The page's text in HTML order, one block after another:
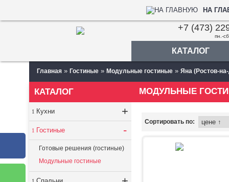
НА
+7 (473)
пн.-
КАТАЛОГ
Главная » Гостиные » Модульные гостиные » Яна (Ростов-
КАТАЛОГ
Кухни +
Гостиные -
Готовые решения (гостиные)
Модульные гостиные
МОДУЛЬНЫЕ
Сортировать по: